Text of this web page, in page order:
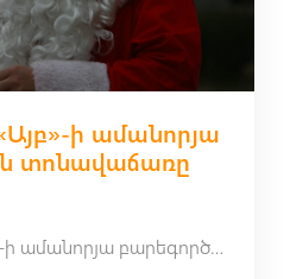
ի ամանորյա
տոնավաճառը
Տեղի ունեցավ «Այբ»-ի ամանորյա բարեգործական տոնավաճառը